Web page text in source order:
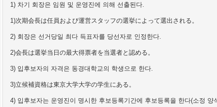
1) 차기 회장은 임원 및 운영진에 의해 선출된다
1)次期会長は任員および運営スタッフの選挙によって選出される。
2) 회장은 선거당일 최다 득표자를 당선자로 인정한다
2)会長は選挙当 日の最大得票者を当選者と認める。
3) 입후보자의 자격은 동경대학교의 학생으로 한다
3)立候補資格は東京大学大学の学生にある。
4) 입후보자는 운영진이 명시한 후보등록기간에 후보등록을 한다(소정 양